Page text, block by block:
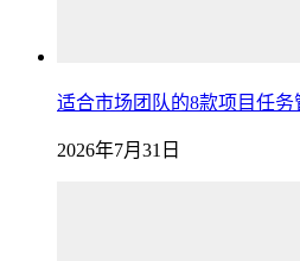
适合市场团队的8款项目任
2026年7月31日